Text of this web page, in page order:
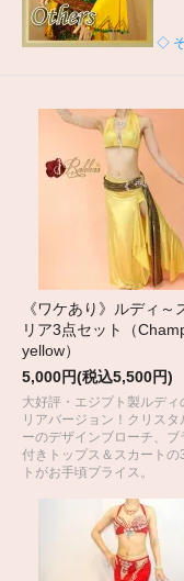
◇
《ワケあり》ルディ～
リア3点セット（
yellow）
5,000円(税込5,500円)
大好評・エジプト製ルディ
リアバージョン！クリスタ
ーのデザインブローチ、ブ
付きトップス＆スカートの
トがお手頃プライス。